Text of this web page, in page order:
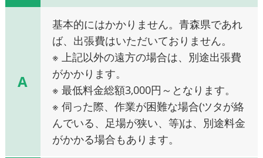
A
基本的にはかかりません。青森県であれ
ば、出張費はいただいておりません。
※ 上記以外の遠方の場合は、別途出張費
がかかります。
※ 最低料金総額3,000円～となります。
※ 伺った際、作業が困難な場合(ツタが絡
んでいる、足場が狭い、等)は、別途料金
がかかる場合もあります。